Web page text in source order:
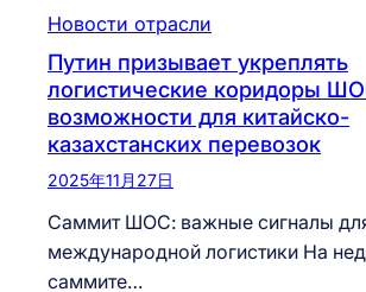
Новости отрасли
Путин призывает укреплять
логистические коридоры
возможности для китайско-
казахстанских перевозок
2025年11月27日
Саммит ШОС: важные сигналы
международной логистики На
саммите…